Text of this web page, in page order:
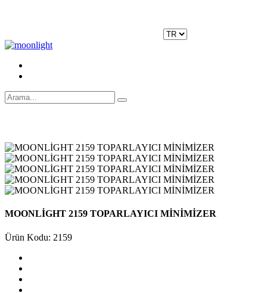
MOONLİGHT 2159 TOPARLAYICI MİNİMİZER
Ürün Kodu: 2159